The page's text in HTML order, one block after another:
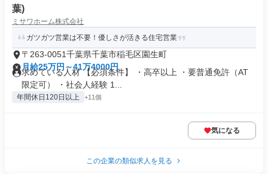
葉)
ミサワホーム株式会社
ガツガツ営業は不要！優しさが活きる住宅営業
〒263-0051千葉県千葉市稲毛区園生町
月給25万円～41万4000円
求めている人材 【必須条件】 ・高卒以上 ・要普通免許（AT
限定可） ・社会人経験 1...
年間休日120日以上 +11個
気になる
この企業の類似求人を見る